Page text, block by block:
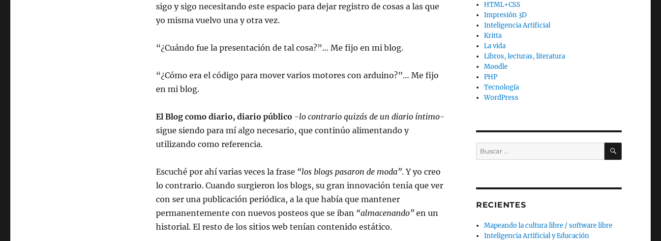
sigo y sigo necesitando este espacio para dejar registro de cosas a las que
yo misma vuelvo una y otra vez.
“¿Cuándo fue la presentación de tal cosa?”… Me fijo en mi blog.
“¿Cómo era el código para mover varios motores con arduino?”… Me fijo
en mi blog.
El Blog como diario, diario público-lo contrario quizás de un diario íntimo-
sigue siendo para mí algo necesario, que continúo alimentando y
utilizando como referencia.
Escuché por ahí varias veces la frase “los blogs pasaron de moda”. Y yo creo
lo contrario. Cuando surgieron los blogs, su gran innovación tenía que ver
con ser una publicación periódica, a la que había que mantener
permanentemente con nuevos posteos que se iban“almacenando”en un
historial. El resto de los sitios web tenían contenido estático.
HTML+CSS
Impresión 3D
Inteligencia Artificial
Kritta
La vida
Libros, lecturas, literatura
Moodle
PHP
Tecnología
WordPress
Buscar
por:
BUSCAR
RECIENTES
Mapeando la cultura libre / software libre
Inteligencia Artificial y Educación